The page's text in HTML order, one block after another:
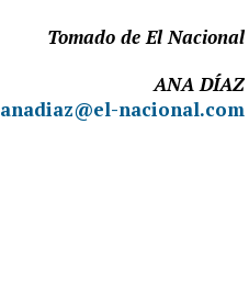
Tomado de El Nacional
ANA DÍAZ
anadiaz@el-nacional.com